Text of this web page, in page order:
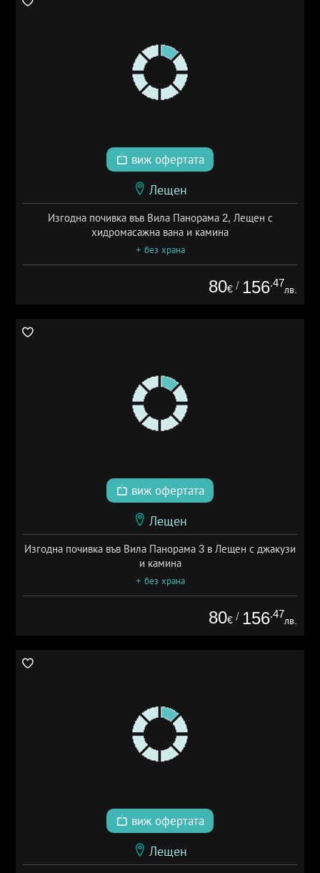
виж офертата
Лещен
Изгодна почивка във Вила Панорама 2, Лещен с
хидромасажна вана и камина
+ без храна
80€ / 156.47
лв.
виж офертата
Лещен
Изгодна почивка във Вила Панорама 3 в Лещен с джакузи
и камина
+ без храна
80€ / 156.47
лв.
виж офертата
Лещен